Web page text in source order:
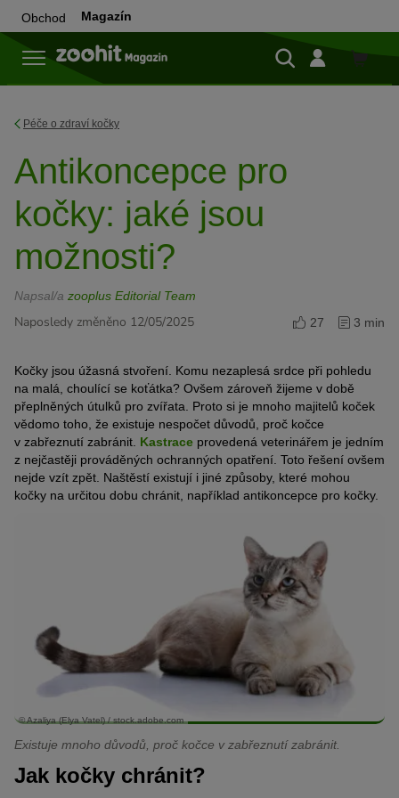
Obchod Magazín
Do
Péče o zdraví kočky
Antikoncepce pro
kočky: jaké jsou
možnosti?
Napsal/a zooplus Editorial Team
Naposledy změněno 12/05/2025 27 3 min
Kočky jsou úžasná stvoření. Komu nezaplesá srdce při pohledu
na malá, choulící se koťátka? Ovšem zároveň žijeme v době
přeplněných útulků pro zvířata. Proto si je mnoho majitelů koček
vědomo toho, že existuje nespočet důvodů, proč kočce
v zabřeznutí zabránit. Kastrace provedená veterinářem je jedním
z nejčastěji prováděných ochranných opatření. Toto řešení ovšem
nejde vzít zpět. Naštěstí existují i jiné způsoby, které mohou
kočky na určitou dobu chránit, například antikoncepce pro kočky.
© Azaliya (Elya Vatel) / stock.adobe.com
Existuje mnoho důvodů, proč kočce v zabřeznutí zabránit.
Jak kočky chránit?